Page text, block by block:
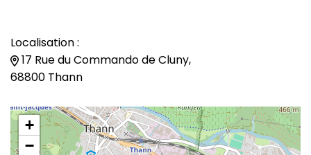
Localisation :
17 Rue du Commando de Cluny,
68800 Thann
+
−